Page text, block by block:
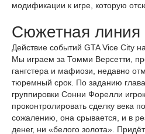
модификации к игре, которую
Сюжетная линия
Действие событий GTA Vice City
Мы играем за Томми Версетти,
гангстера и мафиози, недавно
тюремный срок. По заданию
группировки Сонни Форелли
проконтролировать сделку века
сожалению, она срывается, и в
денег, ни «белого золота».